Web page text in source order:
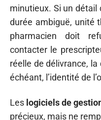
minutieux. Si un détail
durée ambiguë, unité
pharmacien doit
contacter le
réelle de délivrance,
échéant, l’identité de
Les logiciels de
précieux, mais ne